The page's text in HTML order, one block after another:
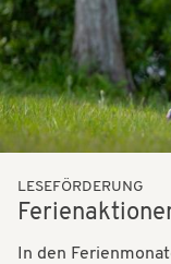
LESEFÖRDERUNG
In den